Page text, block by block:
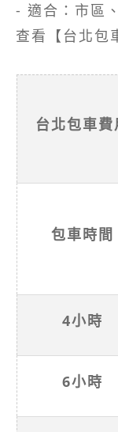
- 適合：市區
查看【台北包
台北包車費
包車時間
4小時
6小時